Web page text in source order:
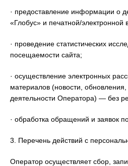
· предоставление информации о
«Глобус» и печатной/электронной
· проведение статистических
посещаемости сайта;
· осуществление электронных
материалов (новости,
деятельности Оператора) — без
· обработка обращений и заявок
3. Перечень действий с
Оператор осуществляет сбор,